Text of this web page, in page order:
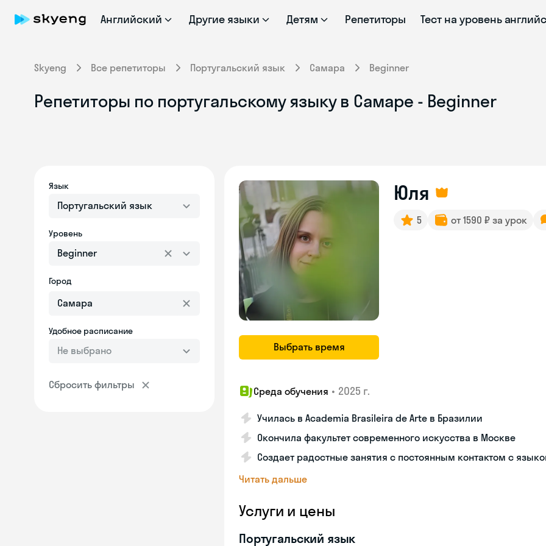
Английский Другие языки Детям Репетиторы Тест на уровень
Skyeng Все репетиторы Португальский язык Самара Beginner
Репетиторы по португальскому языку в Самаре - Beginner
Язык
Португальский язык
Уровень
Beginner
Город
Удобное расписание
Не выбрано
Сбросить фильтры
Выбрать время
Юля
5 от 1590 ₽ за урок
Среда обучения • 2025 г.
Училась в Academia Brasileira de Arte в Бразилии
Окончила факультет современного искусства в Москве
Создает радостные занятия с постоянным контактом с
Читать дальше
Услуги и цены
Португальский язык